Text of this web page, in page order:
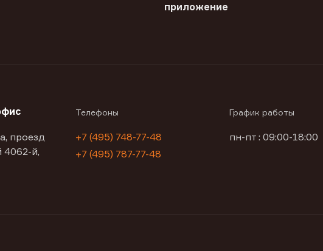
приложение
проезд
4062-й,
Телефоны
+7 (495) 748-77-48
+7 (495) 787-77-48
График работы
пн-пт : 09:00-18:00